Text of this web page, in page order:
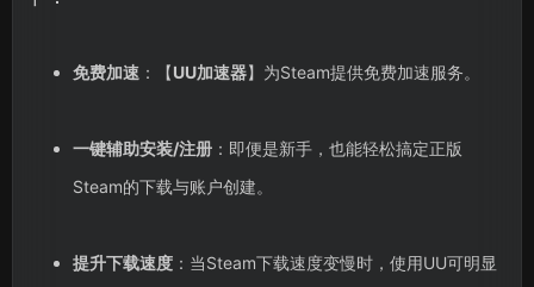
免费加速：【UU加速器】为Steam提供免费加速服务。
一键辅助安装/注册：即便是新手，也能轻松搞定正版
Steam的下载与账户创建。
提升下载速度：当Steam下载速度变慢时，使用UU可明显